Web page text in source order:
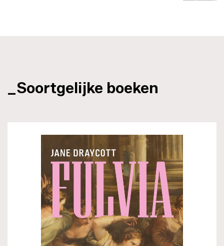
_Soortgelijke boeken